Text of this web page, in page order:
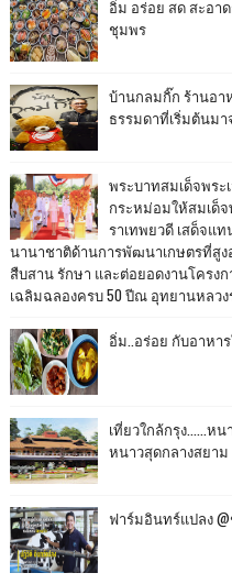
อิ่ม อร่อย สด สะอา
ชุมพร
บ้านกลมกิ๊ก ร้านอา
ธรรมดาที่เริ่มต้นม
พระบาทสมเด็จพระ
กระหม่อมให้สมเด็จ
ราเทพยวดี เสด็จแ
นานาชาติด้านการพัฒนาเกษตรที่สู
สืบสาน รักษา และต่อยอดงานโครงก
เฉลิมฉลองครบ 50 ปีณ อุทยานหลวง
อิ่ม..อร่อย กับอาหา
เที่ยวใกล้กรุง......ห
หนาวสุดกลางสยาม
ฟาร์มอินทร์แปลง